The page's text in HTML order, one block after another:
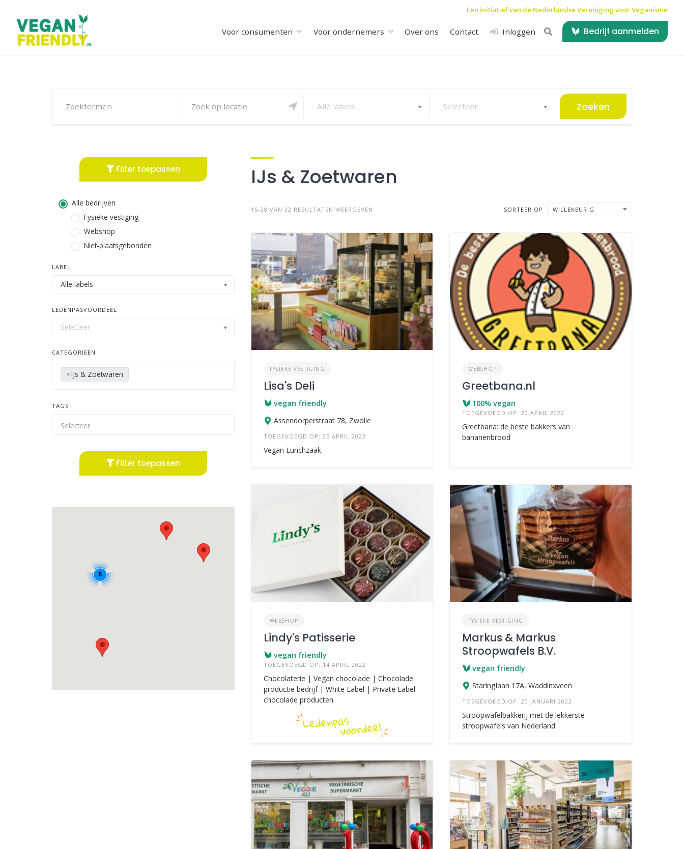
Een initiatief van de Nederlandse Vereniging voor Veganisme
content
Voor consumenten Voor ondernemers Over ons Contact Inloggen Bedrijf aanmelden
Alle labels Selecteer Zoeken
Filter toepassen
Alle bedrijven
Fysieke vestiging
Webshop
Niet-plaatsgebonden
LABEL
Alle labels
LEDENPASVOORDEEL
Selecteer
CATEGORIEËN
×IJs & Zoetwaren
TAGS
Filter toepassen
5
IJs & Zoetwaren
15-28 VAN 32 RESULTATEN WEERGEVEN SORTEER OP WILLEKEURIG
FYSIEKE VESTIGING
Lisa's Deli
vegan friendly
Assendorperstraat 78, Zwolle
TOEGEVOEGD OP: 25 APRIL 2022
Vegan Lunchzaak
WEBSHOP
Greetbana.nl
100% vegan
TOEGEVOEGD OP: 20 APRIL 2022
Greetbana: de beste bakkers van
bananenbrood
WEBSHOP
Lindy's Patisserie
vegan friendly
TOEGEVOEGD OP: 14 APRIL 2022
Chocolaterie | Vegan chocolade | Chocolade
productie bedrijf | White Label | Private Label
chocolade producten
FYSIEKE VESTIGING
Markus & Markus
Stroopwafels B.V.
vegan friendly
Staringlaan 17A, Waddinxveen
TOEGEVOEGD OP: 20 JANUARI 2022
Stroopwafelbakkerij met de lekkerste
stroopwafels van Nederland